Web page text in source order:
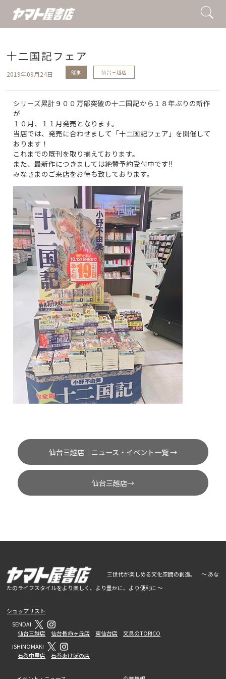
十二国記フェア
2019年09月24日 催事 仙台三越店
シリーズ累計９００万部突破の十二国記から１８年ぶりの新作
が
１０月、１１月発売となります。
当店では、発売に合わせまして「十二国記フェア」を開催して
おります！
これまでの既刊を取り揃えております。
また、最新作につきましては絶賛予約受付中です!!
みなさまのご来店をお待ち致しております。
仙台三越店｜ニュース・イベント一覧 →
仙台三越店→
三世代が楽しめる文化空間の創造。 ～ あな
たのライフスタイルをより楽しく、より豊かに、より便利に ～
ショップリスト
SENDAI
仙台三越店
仙台長命ヶ丘店 東仙台店
文具のTORICO
ISHINOMAKI
石巻中里店
石巻あけぼの店